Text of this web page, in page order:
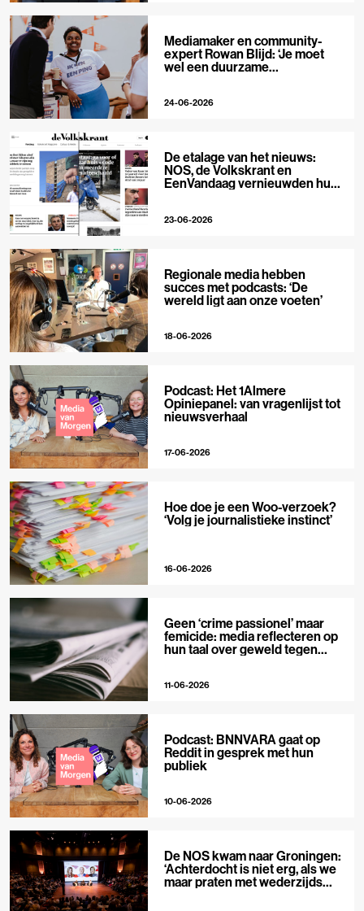
Mediamaker en community-
expert Rowan Blijd: ‘Je moet
wel een duurzame
24-06-2026
De etalage van het nieuws:
NOS, de Volkskrant en
EenVandaag vernieuwden hun
23-06-2026
Regionale media hebben
succes met podcasts: ‘De
wereld ligt aan onze voeten’
18-06-2026
Podcast: Het 1Almere
Opiniepanel: van vragenlijst tot
nieuwsverhaal
17-06-2026
Hoe doe je een Woo-verzoek?
‘Volg je journalistieke instinct’
16-06-2026
Geen ‘crime passionel’ maar
femicide: media reflecteren op
hun taal over geweld tegen
11-06-2026
Podcast: BNNVARA gaat op
Reddit in gesprek met hun
publiek
10-06-2026
De NOS kwam naar Groningen:
‘Achterdocht is niet erg, als we
maar praten met wederzijds